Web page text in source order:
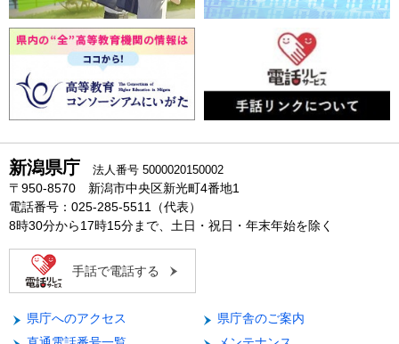
新潟県庁 法人番号 5000020150002
〒950-8570 新潟市中央区新光町4番地1
電話番号：025-285-5511（代表）
8時30分から17時15分まで、土日・祝日・年末年始を除く
手話で電話する
県庁へのアクセス
県庁舎のご案内